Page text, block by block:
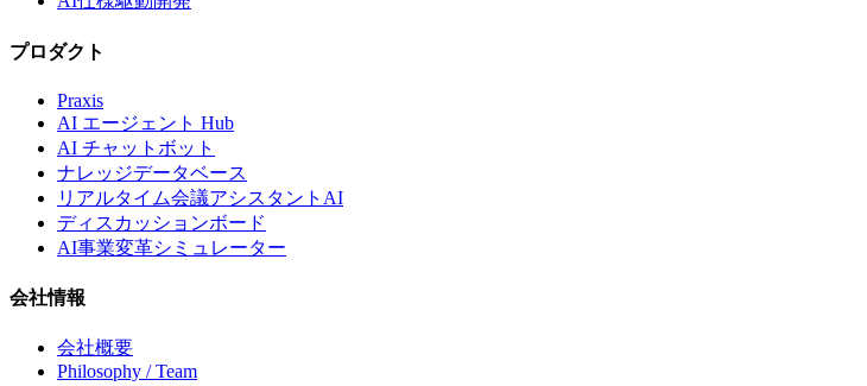
プロダクト
Praxis
AI エージェント Hub
AI チャットボット
ナレッジデータベース
リアルタイム会議アシスタントAI
ディスカッションボード
AI事業変革シミュレーター
会社情報
会社概要
Philosophy / Team